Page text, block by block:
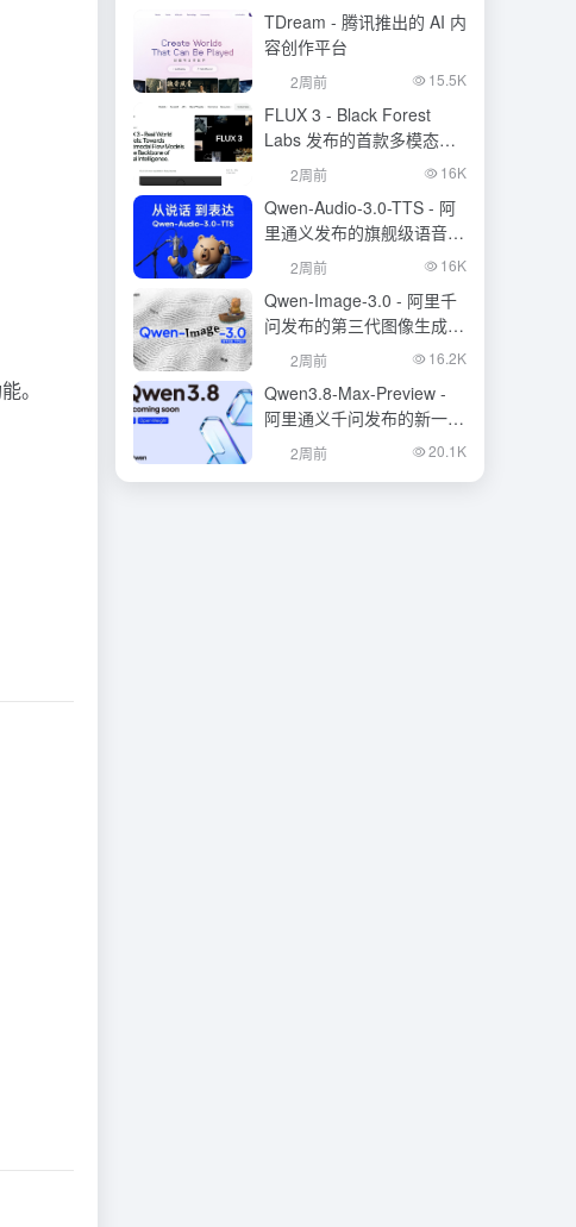
。
TDream - 腾讯推出的 AI 内
容创作平台
2周前 15.5K
FLUX 3 - Black Forest
Labs 发布的首款多模态基
础模型
2周前 16K
Qwen-Audio-3.0-TTS - 阿
里通义发布的旗舰级语音合
成大模型
2周前 16K
Qwen-Image-3.0 - 阿里千
问发布的第三代图像生成基
础模型
2周前 16.2K
Qwen3.8-Max-Preview -
阿里通义千问发布的新一代
旗舰大模型
2周前 20.1K